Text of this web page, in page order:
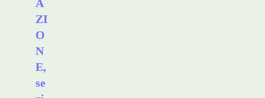
A
ZI
O
N
E,
se